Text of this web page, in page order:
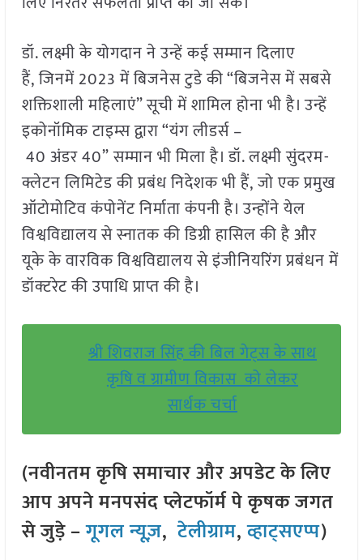
डॉ. लक्ष्मी के योगदान ने उन्हें कई सम्मान दिलाए
हैं, जिनमें 2023 में बिजनेस टुडे की “बिजनेस में सबसे
शक्तिशाली महिलाएं” सूची में शामिल होना भी है। उन्हें
इकोनॉमिक टाइम्स द्वारा “यंग लीडर्स –
40 अंडर 40” सम्मान भी मिला है। डॉ. लक्ष्मी सुंदरम-
क्लेटन लिमिटेड की प्रबंध निदेशक भी हैं, जो एक प्रमुख
ऑटोमोटिव कंपोनेंट निर्माता कंपनी है। उन्होंने येल
विश्वविद्यालय से स्नातक की डिग्री हासिल की है और
यूके के वारविक विश्वविद्यालय से इंजीनियरिंग प्रबंधन में
डॉक्टरेट की उपाधि प्राप्त की है।
श्री शिवराज सिंह की बिल गेट्स के साथ
कृषि व ग्रामीण विकास को लेकर
सार्थक चर्चा
(नवीनतम कृषि समाचार और अपडेट के लिए
आप अपने मनपसंद प्लेटफॉर्म पे कृषक जगत
से जुड़े –गूगल न्यूज़,टेलीग्राम,व्हाट्सएप्प)